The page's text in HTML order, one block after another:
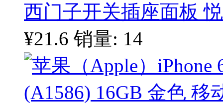
西门子开关插座面板
¥21.6 销量: 14